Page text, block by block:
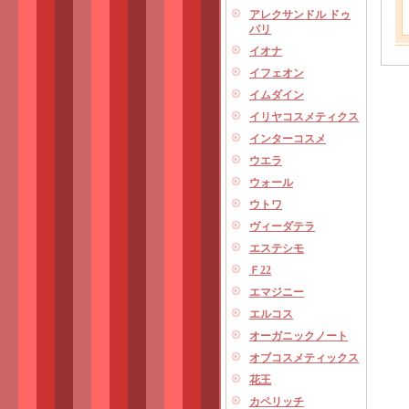
アレクサンドル ドゥ
パリ
イオナ
イフェオン
イムダイン
イリヤコスメティクス
インターコスメ
ウエラ
ウォール
ウトワ
ヴィーダテラ
エステシモ
Ｆ22
エマジニー
エルコス
オーガニックノート
オブコスメティックス
花王
カペリッチ